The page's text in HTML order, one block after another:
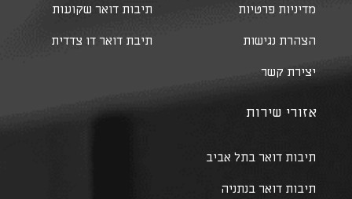
מדיניות פרטיות
הצהרת נגישות
יצירת קשר
תיבות דואר שקועות
תיבת דואר דו צדדית
אזורי שירות
תיבות דואר בתל אביב
תיבות דואר בנתניה